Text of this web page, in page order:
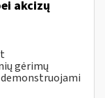
akcizų
gėrimų